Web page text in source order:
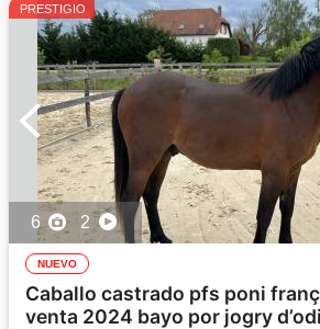
PRESTIGIO
6 2
NUEVO
Caballo castrado pfs poni
venta 2024 bayo por jogry